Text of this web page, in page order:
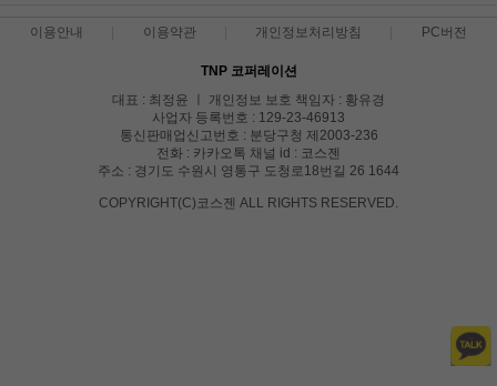
이용안내 이용약관 개인정보처리방침 PC버전
TNP 코퍼레이션
대표 : 최정윤 ㅣ 개인정보 보호 책임자 : 황유경
사업자 등록번호 : 129-23-46913
통신판매업신고번호 : 분당구청 제2003-236
전화 : 카카오톡 채널 id : 코스젠
주소 : 경기도 수원시 영통구 도청로18번길 26 1644
COPYRIGHT(C)코스젠 ALL RIGHTS RESERVED.